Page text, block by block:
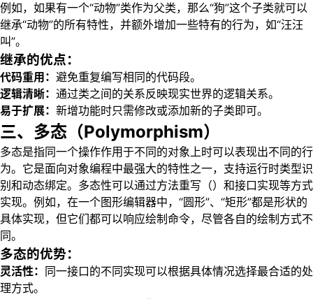
例如，如果有一个“动物”类作为父类，那么“狗”这个子类就可以
继承“动物”的所有特性，并额外增加一些特有的行为，如“汪汪
叫”。
继承的优点：
代码重用： 避免重复编写相同的代码段。
逻辑清晰： 通过类之间的关系反映现实世界的逻辑关系。
易于扩展： 新增功能时只需修改或添加新的子类即可。
三、多态（Polymorphism）
多态是指同一个操作作用于不同的对象上时可以表现出不同的行
为。它是面向对象编程中最强大的特性之一，支持运行时类型识
别和动态绑定。多态性可以通过方法重写（）和接口实现等方式
实现。例如，在一个图形编辑器中，“圆形”、“矩形”都是形状的
具体实现，但它们都可以响应绘制命令，尽管各自的绘制方式不
同。
多态的优势：
灵活性： 同一接口的不同实现可以根据具体情况选择最合适的处
理方式。